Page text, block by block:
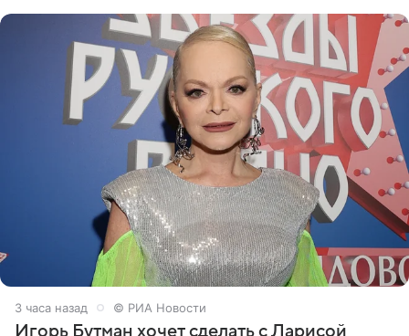
3 часа назад © РИА Новости
Игорь Бутман хочет сделать с Ларисой